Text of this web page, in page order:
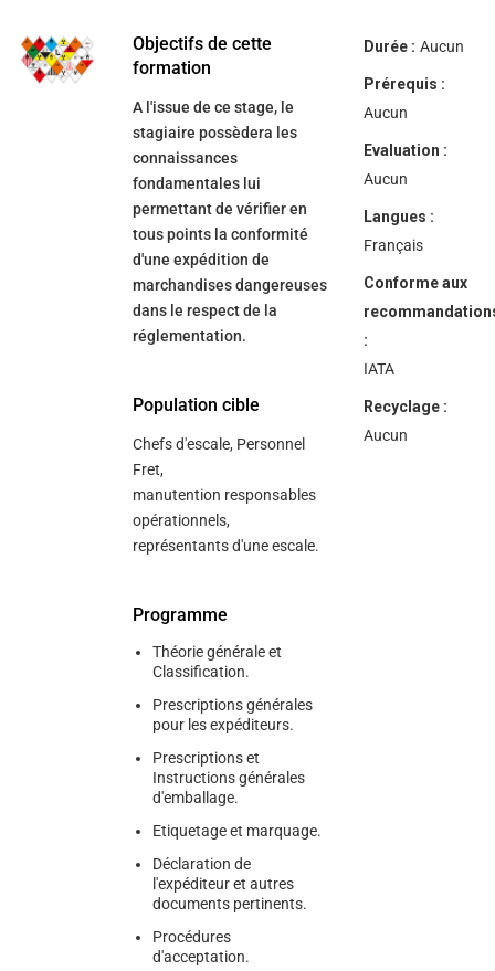
navigate
and
interact
Objectifs de cette
formation
A l'issue de ce stage, le
stagiaire possèdera les
connaissances
fondamentales lui
permettant de vérifier en
tous points la conformité
d'une expédition de
marchandises dangereuses
dans le respect de la
réglementation.
Population cible
Chefs d'escale, Personnel
Fret,
manutention responsables
opérationnels,
représentants d'une escale.
Programme
Théorie générale et
Classification.
Prescriptions générales
pour les expéditeurs.
Prescriptions et
Instructions générales
d'emballage.
Etiquetage et marquage.
Déclaration de
l'expéditeur et autres
documents pertinents.
Procédures
d'acceptation.
Durée : Aucun
Prérequis :
Aucun
Evaluation :
Aucun
Langues :
Français
Conforme aux
:
IATA
Recyclage :
Aucun